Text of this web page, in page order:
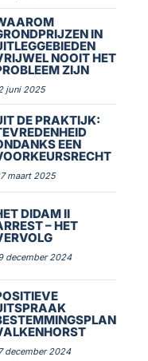
IN
NOOIT HET
ZIJN
juni 2025
DE PRAKTIJK:
EEN
maart 2025
DIDAM II
– HET
december 2024
december 2024